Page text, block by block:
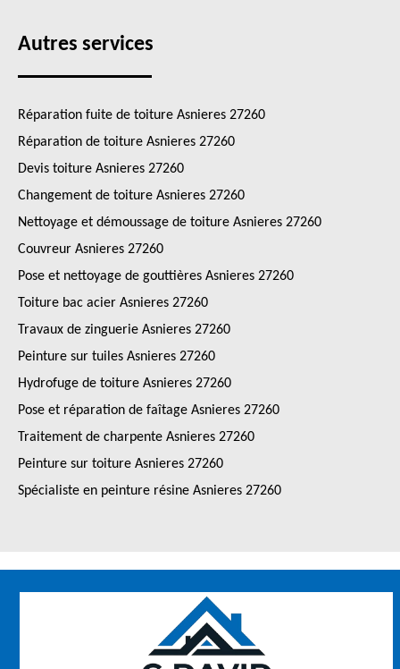
Autres services
Réparation fuite de toiture Asnieres 27260
Réparation de toiture Asnieres 27260
Devis toiture Asnieres 27260
Changement de toiture Asnieres 27260
Nettoyage et démoussage de toiture Asnieres 27260
Couvreur Asnieres 27260
Pose et nettoyage de gouttières Asnieres 27260
Toiture bac acier Asnieres 27260
Travaux de zinguerie Asnieres 27260
Peinture sur tuiles Asnieres 27260
Hydrofuge de toiture Asnieres 27260
Pose et réparation de faîtage Asnieres 27260
Traitement de charpente Asnieres 27260
Peinture sur toiture Asnieres 27260
Spécialiste en peinture résine Asnieres 27260